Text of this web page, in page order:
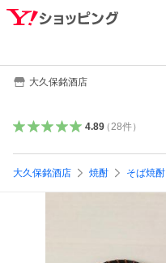
大久保銘酒店
4.89（ 28件）
大久保銘酒店 焼酎 そば焼酎